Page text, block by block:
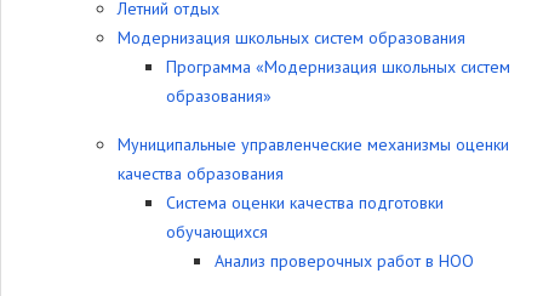
Летний отдых
Модернизация школьных систем образования
Программа «Модернизация школьных систем
образования»
Муниципальные управленческие механизмы оценки
качества образования
Система оценки качества подготовки
обучающихся
Анализ проверочных работ в НОО